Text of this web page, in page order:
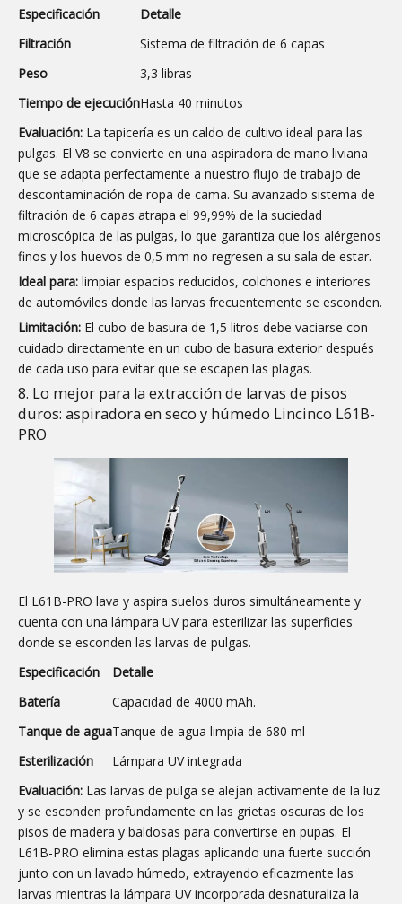
Especificación
Detalle
Filtración
Sistema de filtración de 6 capas
Peso
3,3 libras
Tiempo de ejecuciónHasta 40 minutos
Evaluación: La tapicería es un caldo de cultivo ideal para las
pulgas. El V8 se convierte en una aspiradora de mano liviana
que se adapta perfectamente a nuestro flujo de trabajo de
descontaminación de ropa de cama. Su avanzado sistema de
filtración de 6 capas atrapa el 99,99% de la suciedad
microscópica de las pulgas, lo que garantiza que los alérgenos
finos y los huevos de 0,5 mm no regresen a su sala de estar.
Ideal para: limpiar espacios reducidos, colchones e interiores
de automóviles donde las larvas frecuentemente se esconden.
Limitación: El cubo de basura de 1,5 litros debe vaciarse con
cuidado directamente en un cubo de basura exterior después
de cada uso para evitar que se escapen las plagas.
8. Lo mejor para la extracción de larvas de pisos
duros: aspiradora en seco y húmedo Lincinco L61B-
PRO
El L61B-PRO lava y aspira suelos duros simultáneamente y
cuenta con una lámpara UV para esterilizar las superficies
donde se esconden las larvas de pulgas.
Especificación
Detalle
Batería
Capacidad de 4000 mAh.
Tanque de aguaTanque de agua limpia de 680 ml
Esterilización
Lámpara UV integrada
Evaluación: Las larvas de pulga se alejan activamente de la luz
y se esconden profundamente en las grietas oscuras de los
pisos de madera y baldosas para convertirse en pupas. El
L61B-PRO elimina estas plagas aplicando una fuerte succión
junto con un lavado húmedo, extrayendo eficazmente las
larvas mientras la lámpara UV incorporada desnaturaliza la